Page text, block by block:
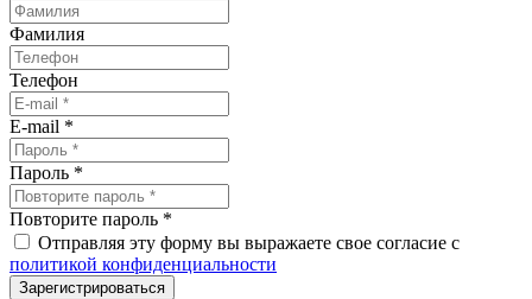
Фамилия
Телефон
E-mail *
Пароль *
Повторите пароль *
Отправляя эту форму вы выражаете свое согласие с
политикой конфиденциальности
Зарегистрироваться